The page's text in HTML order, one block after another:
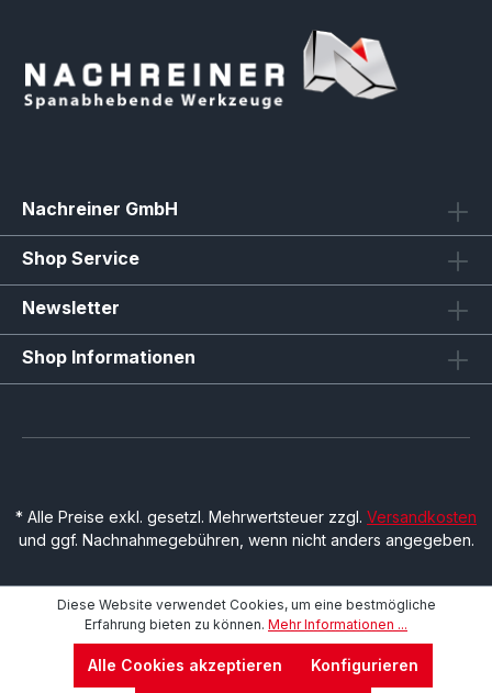
Nachreiner GmbH
Shop Service
Newsletter
Shop Informationen
* Alle Preise exkl. gesetzl. Mehrwertsteuer zzgl. Versandkosten
und ggf. Nachnahmegebühren, wenn nicht anders angegeben.
Diese Website verwendet Cookies, um eine bestmögliche
Erfahrung bieten zu können. Mehr Informationen ...
Alle Cookies akzeptieren Konfigurieren